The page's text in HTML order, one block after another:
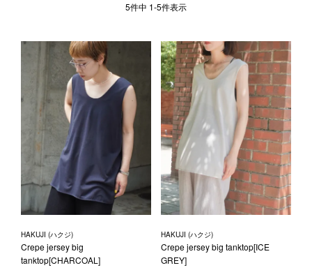
5件中 1-5件表示
HAKUJI (ハクジ)
Crepe jersey big
tanktop[CHARCOAL]
HAKUJI (ハクジ)
Crepe jersey big tanktop[ICE
GREY]